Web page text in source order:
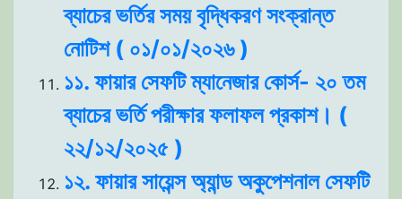
ব্যাচের ভর্তির সময় বৃদ্ধিকরণ সংক্রান্ত
নোটিশ ( ০১/০১/২০২৬ )
১১. ফায়ার সেফটি ম্যানেজার কোর্স- ২০ তম
ব্যাচের ভর্তি পরীক্ষার ফলাফল প্রকাশ। (
২২/১২/২০২৫ )
১২. ফায়ার সায়েন্স অ্যান্ড অকুপেশনাল সেফটি